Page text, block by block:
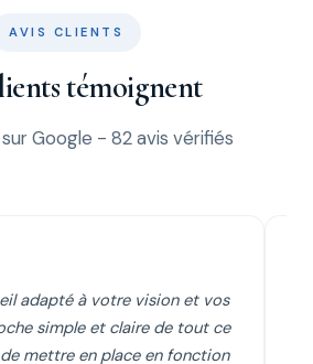
AVIS CLIENTS
témoignent
- 82 avis vérifiés
adapté à votre vision et vos
simple et claire de tout ce
mettre en place en fonction